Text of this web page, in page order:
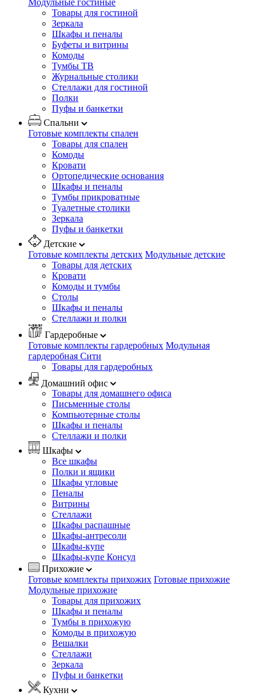
Модульные гостиные
Товары для гостиной
Зеркала
Шкафы и пеналы
Буфеты и витрины
Комоды
Тумбы ТВ
Журнальные столики
Стеллажи для гостиной
Полки
Пуфы и банкетки
Спальни
Готовые комплекты спален
Товары для спален
Комоды
Кровати
Ортопедические основания
Шкафы и пеналы
Тумбы прикроватные
Туалетные столики
Зеркала
Пуфы и банкетки
Детские
Готовые комплекты детских Модульные детские
Товары для детских
Кровати
Комоды и тумбы
Столы
Шкафы и пеналы
Стеллажи и полки
Гардеробные
Готовые комплекты гардеробных Модульная
гардеробная Сити
Товары для гардеробных
Домашний офис
Товары для домашнего офиса
Письменные столы
Компьютерные столы
Шкафы и пеналы
Стеллажи и полки
Шкафы
Все шкафы
Полки и ящики
Шкафы угловые
Пеналы
Витрины
Стеллажи
Шкафы распашные
Шкафы-антресоли
Шкафы-купе
Шкафы-купе Консул
Прихожие
Готовые комплекты прихожих Готовые прихожие
Модульные прихожие
Товары для прихожих
Шкафы и пеналы
Тумбы в прихожую
Комоды в прихожую
Вешалки
Стеллажи
Зеркала
Пуфы и банкетки
Кухни